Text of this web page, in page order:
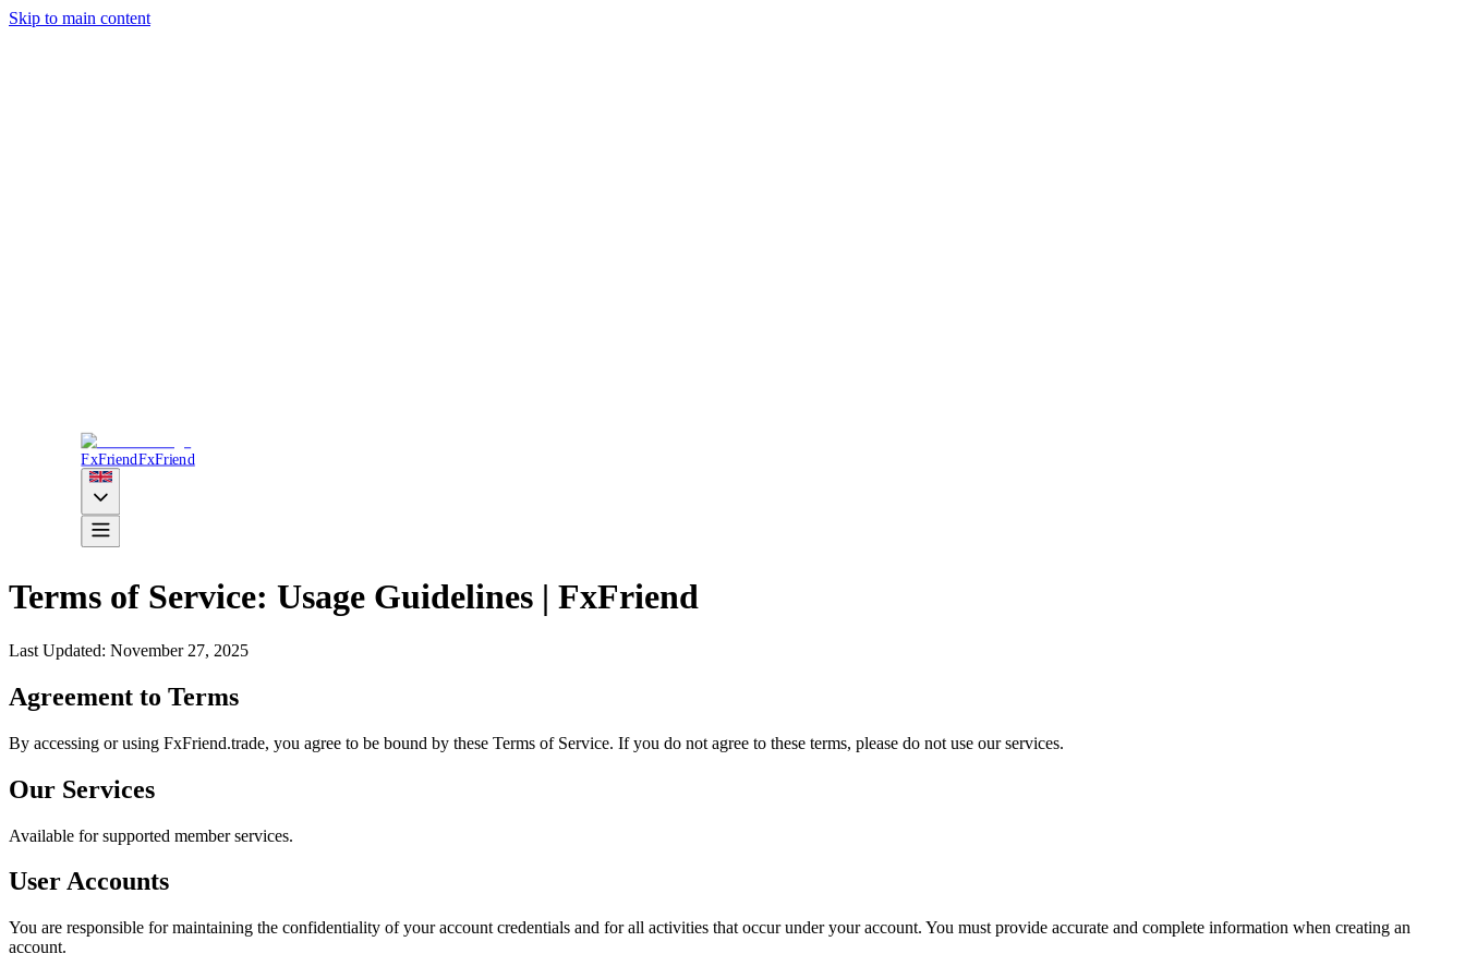
Skip to main content
FxFriendFxFriend
Terms of Service: Usage Guidelines | FxFriend
Last Updated: November 27, 2025
Agreement to Terms
By accessing or using FxFriend.trade, you agree to be bound by these Terms of Service. If you do not agree to these terms, please do not use our services.
Our Services
Available for supported member services.
User Accounts
You are responsible for maintaining the confidentiality of your account credentials and for all activities that occur under your account. You must provide accurate and complete information when creating an
account.